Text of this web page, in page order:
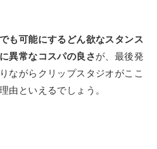
も可能にするどん欲なスタンス
異常なコスパの良さが、最後発
ながらクリップスタジオがここ
由といえるでしょう。